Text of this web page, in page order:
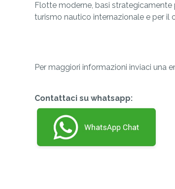
Flotte moderne, basi strategicamente
turismo nautico internazionale e per il
Per maggiori informazioni inviaci una
Contattaci su whatsapp: